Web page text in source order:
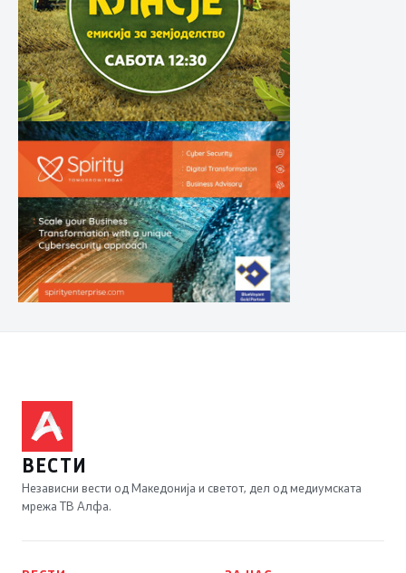
ВЕСТИ
Независни вести од Македонија и светот, дел од медиумската
мрежа ТВ Алфа.